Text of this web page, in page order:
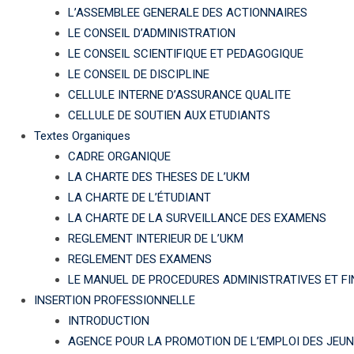
L’ASSEMBLEE GENERALE DES ACTIONNAIRES
LE CONSEIL D’ADMINISTRATION
LE CONSEIL SCIENTIFIQUE ET PEDAGOGIQUE
LE CONSEIL DE DISCIPLINE
CELLULE INTERNE D’ASSURANCE QUALITE
CELLULE DE SOUTIEN AUX ETUDIANTS
Textes Organiques
CADRE ORGANIQUE
LA CHARTE DES THESES DE L’UKM
LA CHARTE DE L’ÉTUDIANT
LA CHARTE DE LA SURVEILLANCE DES EXAMENS
REGLEMENT INTERIEUR DE L’UKM
REGLEMENT DES EXAMENS
LE MANUEL DE PROCEDURES ADMINISTRATIVES ET
INSERTION PROFESSIONNELLE
INTRODUCTION
AGENCE POUR LA PROMOTION DE L’EMPLOI DES